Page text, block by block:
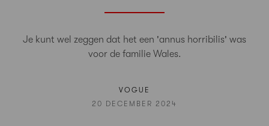
Je kunt wel zeggen dat het een 'annus horribilis' was
voor de familie Wales.
VOGUE
20 DECEMBER 2024